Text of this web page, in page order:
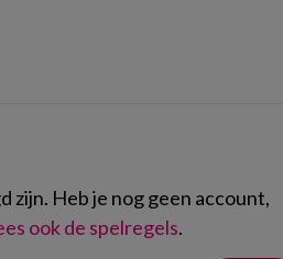
zijn. Heb je nog geen account,
ook de spelregels.